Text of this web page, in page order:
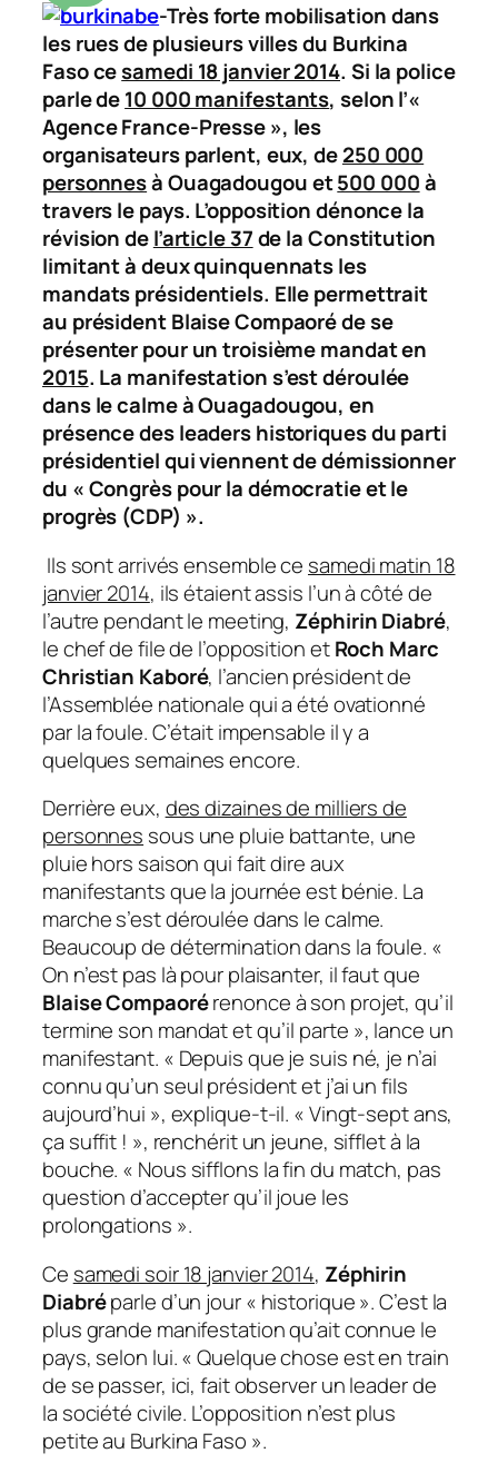
-Très forte mobilisation dans
les rues de plusieurs villes du Burkina
Faso cesamedi 18 janvier 2014. Si la police
parle de10 000 manifestants, selon l’«
Agence France-Presse », les
organisateurs parlent, eux, de250 000
personnesà Ouagadougou et500 000à
travers le pays. L’opposition dénonce la
révision del’article 37de la Constitution
limitant à deux quinquennats les
mandats présidentiels. Elle permettrait
au président Blaise Compaoré de se
présenter pour un troisième mandat en
2015. La manifestation s’est déroulée
dans le calme à Ouagadougou, en
présence des leaders historiques du parti
présidentiel qui viennent de démissionner
du « Congrès pour la démocratie et le
progrès (CDP) ».
Ils sont arrivés ensemble ce samedi matin 18
janvier 2014, ils étaient assis l’un à côté de
l’autre pendant le meeting, Zéphirin Diabré,
le chef de file de l’opposition etRoch Marc
Christian Kaboré, l’ancien président de
l’Assemblée nationale qui a été ovationné
par la foule. C’était impensable il y a
quelques semaines encore.
Derrière eux, des dizaines de milliers de
personnes sous une pluie battante, une
pluie hors saison qui fait dire aux
manifestants que la journée est bénie. La
marche s’est déroulée dans le calme.
Beaucoup de détermination dans la foule. «
On n’est pas là pour plaisanter, il faut que
Blaise Compaorérenonce à son projet, qu’il
termine son mandat et qu’il parte », lance un
manifestant. « Depuis que je suis né, je n’ai
connu qu’un seul président et j’ai un fils
aujourd’hui », explique-t-il. «Vingt-sept ans,
ça suffit ! », renchérit un jeune, sifflet à la
bouche. « Nous sifflons la fin du match, pas
question d’accepter qu’il joue les
prolongations ».
Ce samedi soir 18 janvier 2014, Zéphirin
Diabréparle d’un jour « historique». C’est la
plus grande manifestation qu’ait connue le
pays, selon lui. «Quelque chose est en train
de se passer, ici, fait observer un leader de
la société civile. L’opposition n’est plus
petite au Burkina Faso ».